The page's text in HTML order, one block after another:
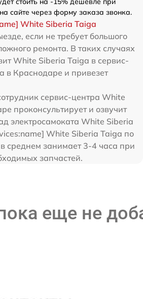
сайте через форму заказа звонка.
White Siberia Taiga
если не требует большого
ремонта. В таких случаях
White Siberia Taiga в сервис-
в Краснодаре и привезет
сервис-центра White
проконсультирует и озвучит
электросамоката White Siberia
White Siberia Taiga по
среднем занимает 3-4 часа при
запчастей.
еще не